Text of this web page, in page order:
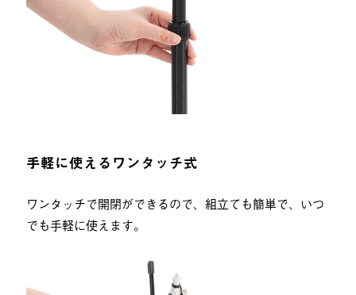
手軽に使えるワンタッチ式
ワンタッチで開閉ができるので、組立ても簡単で、いつ
でも手軽に使えます。